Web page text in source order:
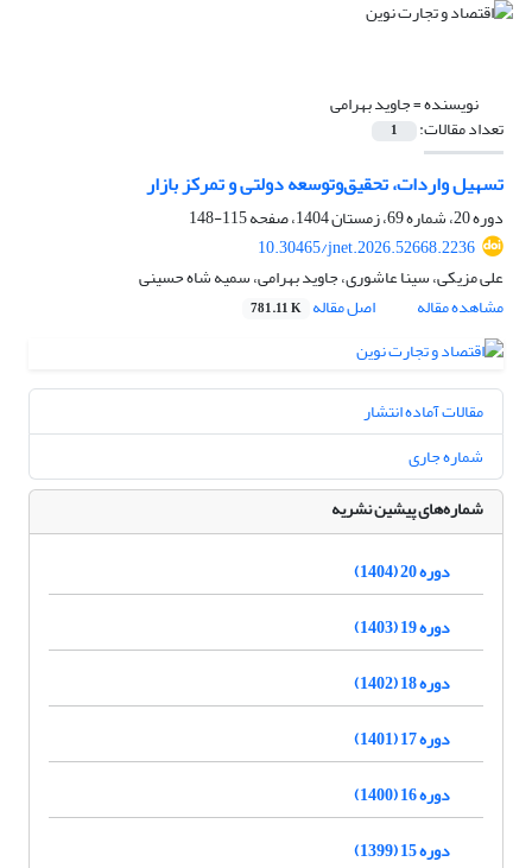
نویسنده =جاوید بهرامی
تعداد مقالات: 1
تسهیل واردات، تحقیق‌وتوسعه دولتی و تمرکز بازار
دوره 20، شماره 69، زمستان 1404، صفحه
115-148
10.30465/jnet.2026.52668.2236
علی مزیکی، سینا عاشوری، جاوید بهرامی، سمیه شاه حسینی
مشاهده مقاله
اصل مقاله 781.11 K
مقالات آماده انتشار
شماره جاری
شماره‌های پیشین نشریه
دوره 20 (1404)
دوره 19 (1403)
دوره 18 (1402)
دوره 17 (1401)
دوره 16 (1400)
دوره 15 (1399)